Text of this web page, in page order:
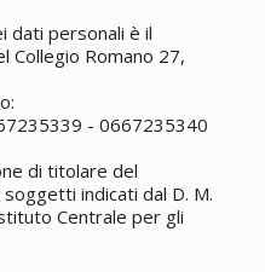
dati personali è il
Collegio Romano 27,
- 0667235340
di titolare del
indicati dal D. M.
Centrale per gli